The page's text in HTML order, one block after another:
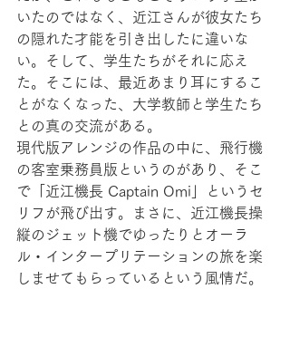
いたのではなく、近江さんが彼女たち
の隠れた才能を引き出したに違いな
い。そして、学生たちがそれに応え
た。そこには、最近あまり耳にするこ
とがなくなった、大学教師と学生たち
との真の交流がある。
現代版アレンジの作品の中に、飛行機
の客室乗務員版というのがあり、そこ
で「近江機長 Captain Omi」というセ
リフが飛び出す。まさに、近江機長操
縦のジェット機でゆったりとオーラ
ル・インタープリテーションの旅を楽
しませてもらっているという風情だ。